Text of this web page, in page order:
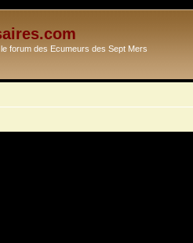
forum des Ecumeurs des Sept Mers